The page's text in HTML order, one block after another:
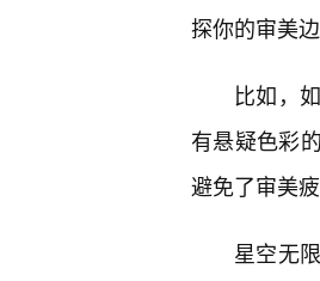
探你的审美边
比如，
有悬疑色彩
避免了审美疲
星空无